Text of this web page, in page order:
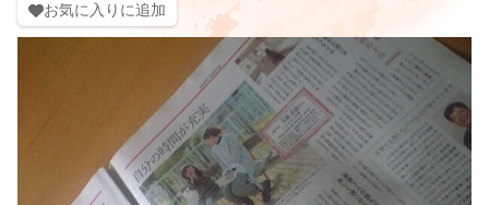
お気に入りに追加